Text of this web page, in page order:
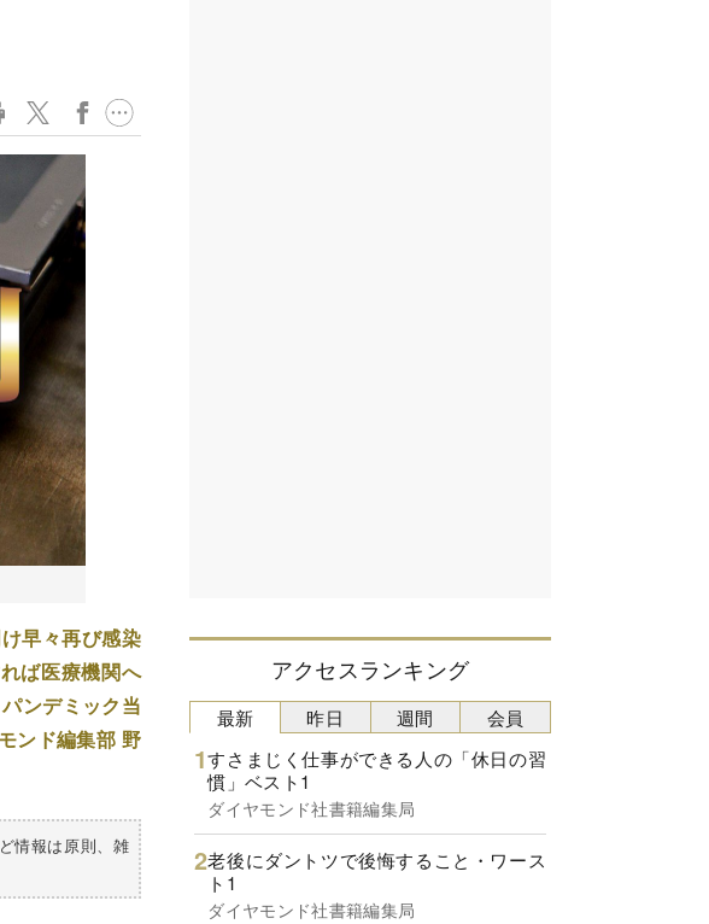
早々再び感染
ば医療機関へ
ンデミック当
ンド編集部 野
情報は原則、雑
アクセスランキング
最新
すさまじく仕事ができる人の「休日の習
慣」ベスト1
ダイヤモンド社書籍編集局
老後にダントツで後悔すること・ワース
ト1
ダイヤモンド社書籍編集局
昨日 週間 会員